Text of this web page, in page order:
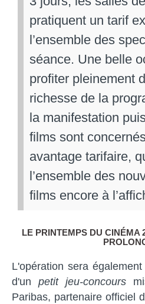
pratiquent un tarif
l’ensemble des
séance. Une belle
profiter pleinement
richesse de la
la manifestation
films sont
avantage tarifaire,
l’ensemble des
films encore à
LE PRINTEMPS DU CINÉMA
L'opération sera également
d'un petit jeu-concours
Paribas, partenaire officiel